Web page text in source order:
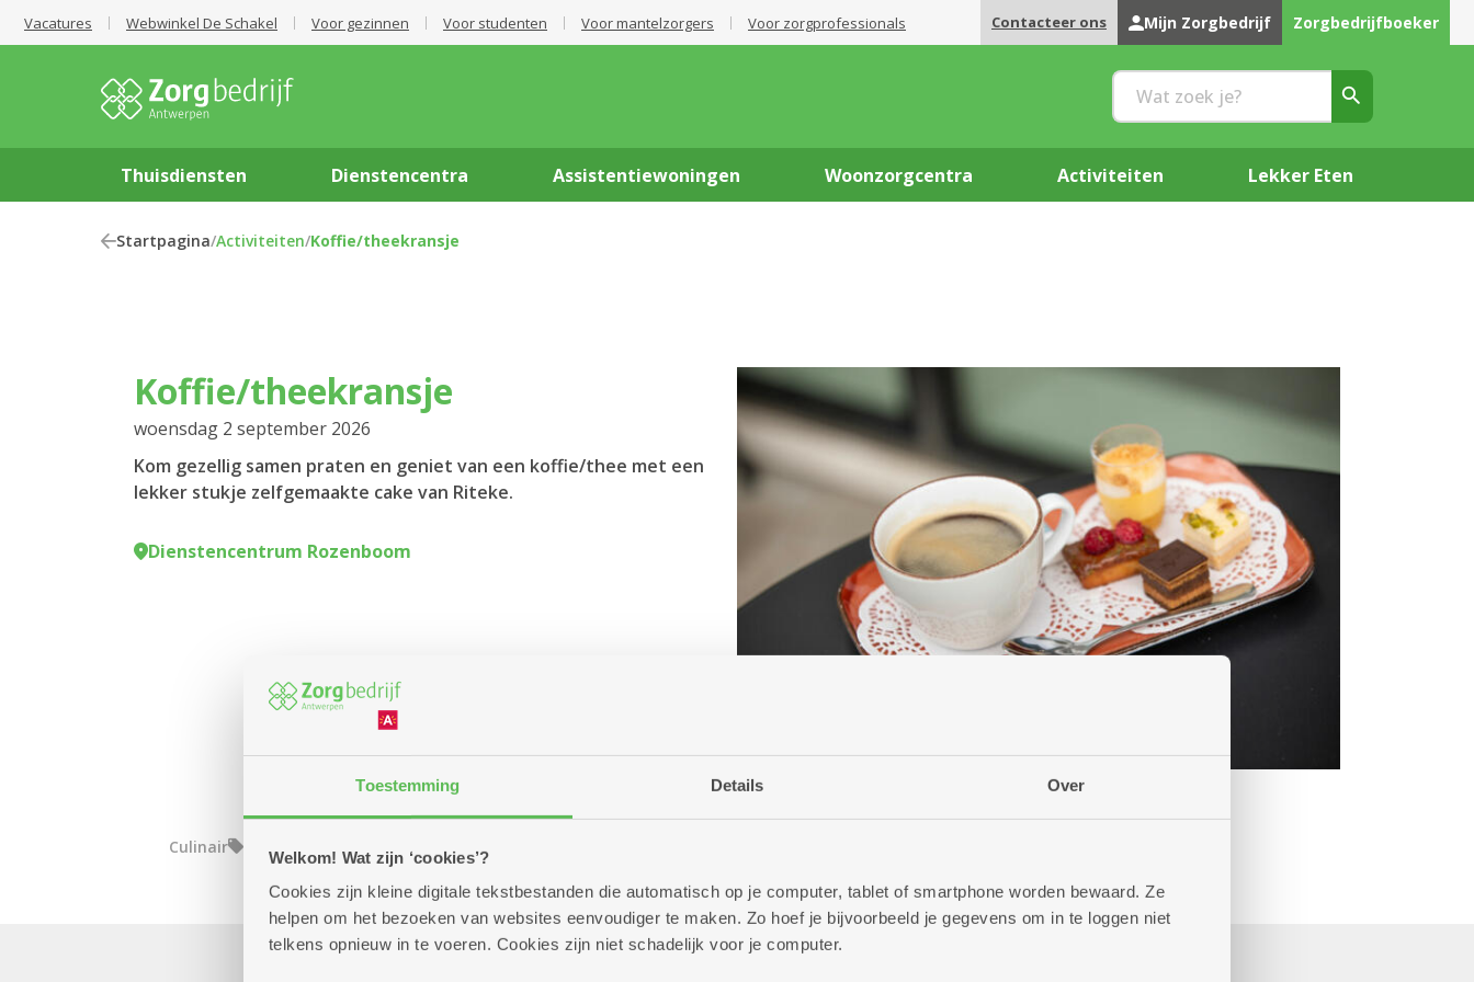
Toestemming Details Over
Welkom! Wat zijn ‘cookies’?
Cookies zijn kleine digitale tekstbestanden die automatisch op je computer, tablet of smartphone worden bewaard. Ze
helpen om het bezoeken van websites eenvoudiger te maken. Zo hoef je bijvoorbeeld je gegevens om in te loggen niet
telkens opnieuw in te voeren. Cookies zijn niet schadelijk voor je computer.
Vacatures Webwinkel De Schakel Voor gezinnen Voor studenten Voor mantelzorgers Voor zorgprofessionals Contacteer ons Mijn Zorgbedrijf Zorgbedrijfboeker
Thuisdiensten Dienstencentra Assistentiewoningen Woonzorgcentra Activiteiten Lekker Eten
Startpagina/Activiteiten/Koffie/theekransje
Koffie/theekransje
woensdag 2 september 2026
Kom gezellig samen praten en geniet van een koffie/thee met een
lekker stukje zelfgemaakte cake van Riteke.
Dienstencentrum Rozenboom
Culinair